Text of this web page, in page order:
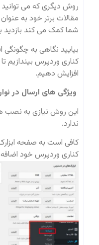
روش دیگری که می توانید
مقالات برتر خود به
شما کمک می کند بازدید
بیایید نگاهی به
کناری وردپرس بیندازیم
افزایش دهیم.
ویژگی های ارسال در
این روش نیازی به نصب
ندارد.
کافی است به صفحه
کناری وردپرس خود